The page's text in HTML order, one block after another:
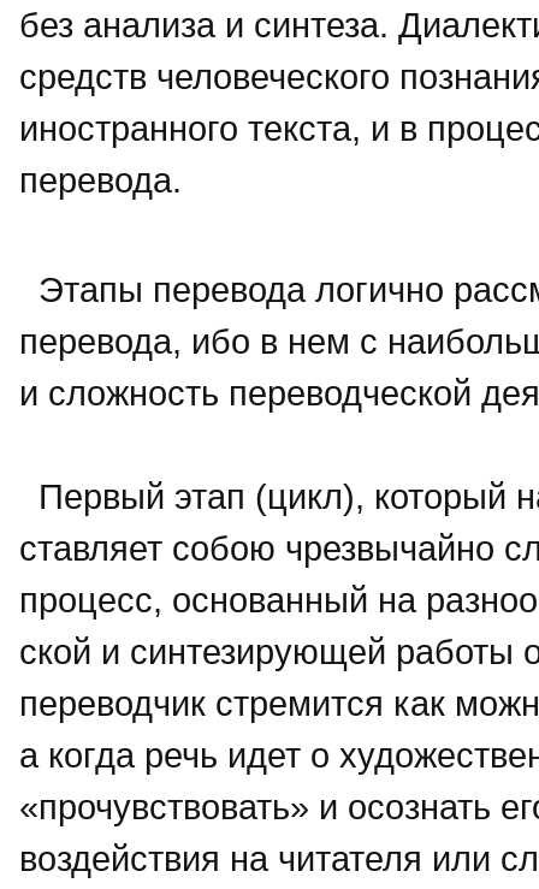
без анализа и синтеза.
средств человеческого
иностранного текста, и в
перевода.
Этапы перевода логично
перевода, ибо в нем с
и сложность переводческой
Первый этап (цикл), который
ставляет собою чрезвычайно
процесс, основанный на
ской и синтезирующей работы
переводчик стремится как
а когда речь идет о
«прочувствовать» и осознать
воздействия на читателя или